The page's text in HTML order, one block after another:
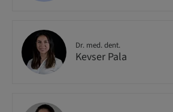
Dr. med. dent.
Kevser Pala